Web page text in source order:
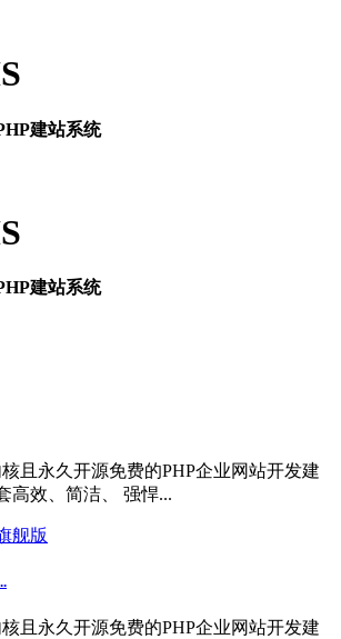
建站系统
建站系统
且永久开源免费的PHP企业网站开发建
高效、简洁、 强悍...
且永久开源免费的PHP企业网站开发建